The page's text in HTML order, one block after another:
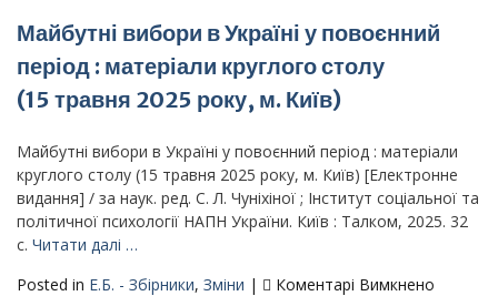
вересня
року
IV
2025
року:
Майбутні вибори в Україні у повоєнний
період : матеріали круглого столу
(15 травня 2025 року, м. Київ)
Майбутні вибори в Україні у повоєнний період : матеріали
круглого столу (15 травня 2025 року, м. Київ) [Електронне
видання] / за наук. ред. С. Л. Чуніхіної ; Інститут соціальної та
політичної психології НАПН України. Київ : Талком, 2025. 32
с. Читати далі …
Posted in Е.Б. - Збірники, Зміни | Коментарі Вимкнено